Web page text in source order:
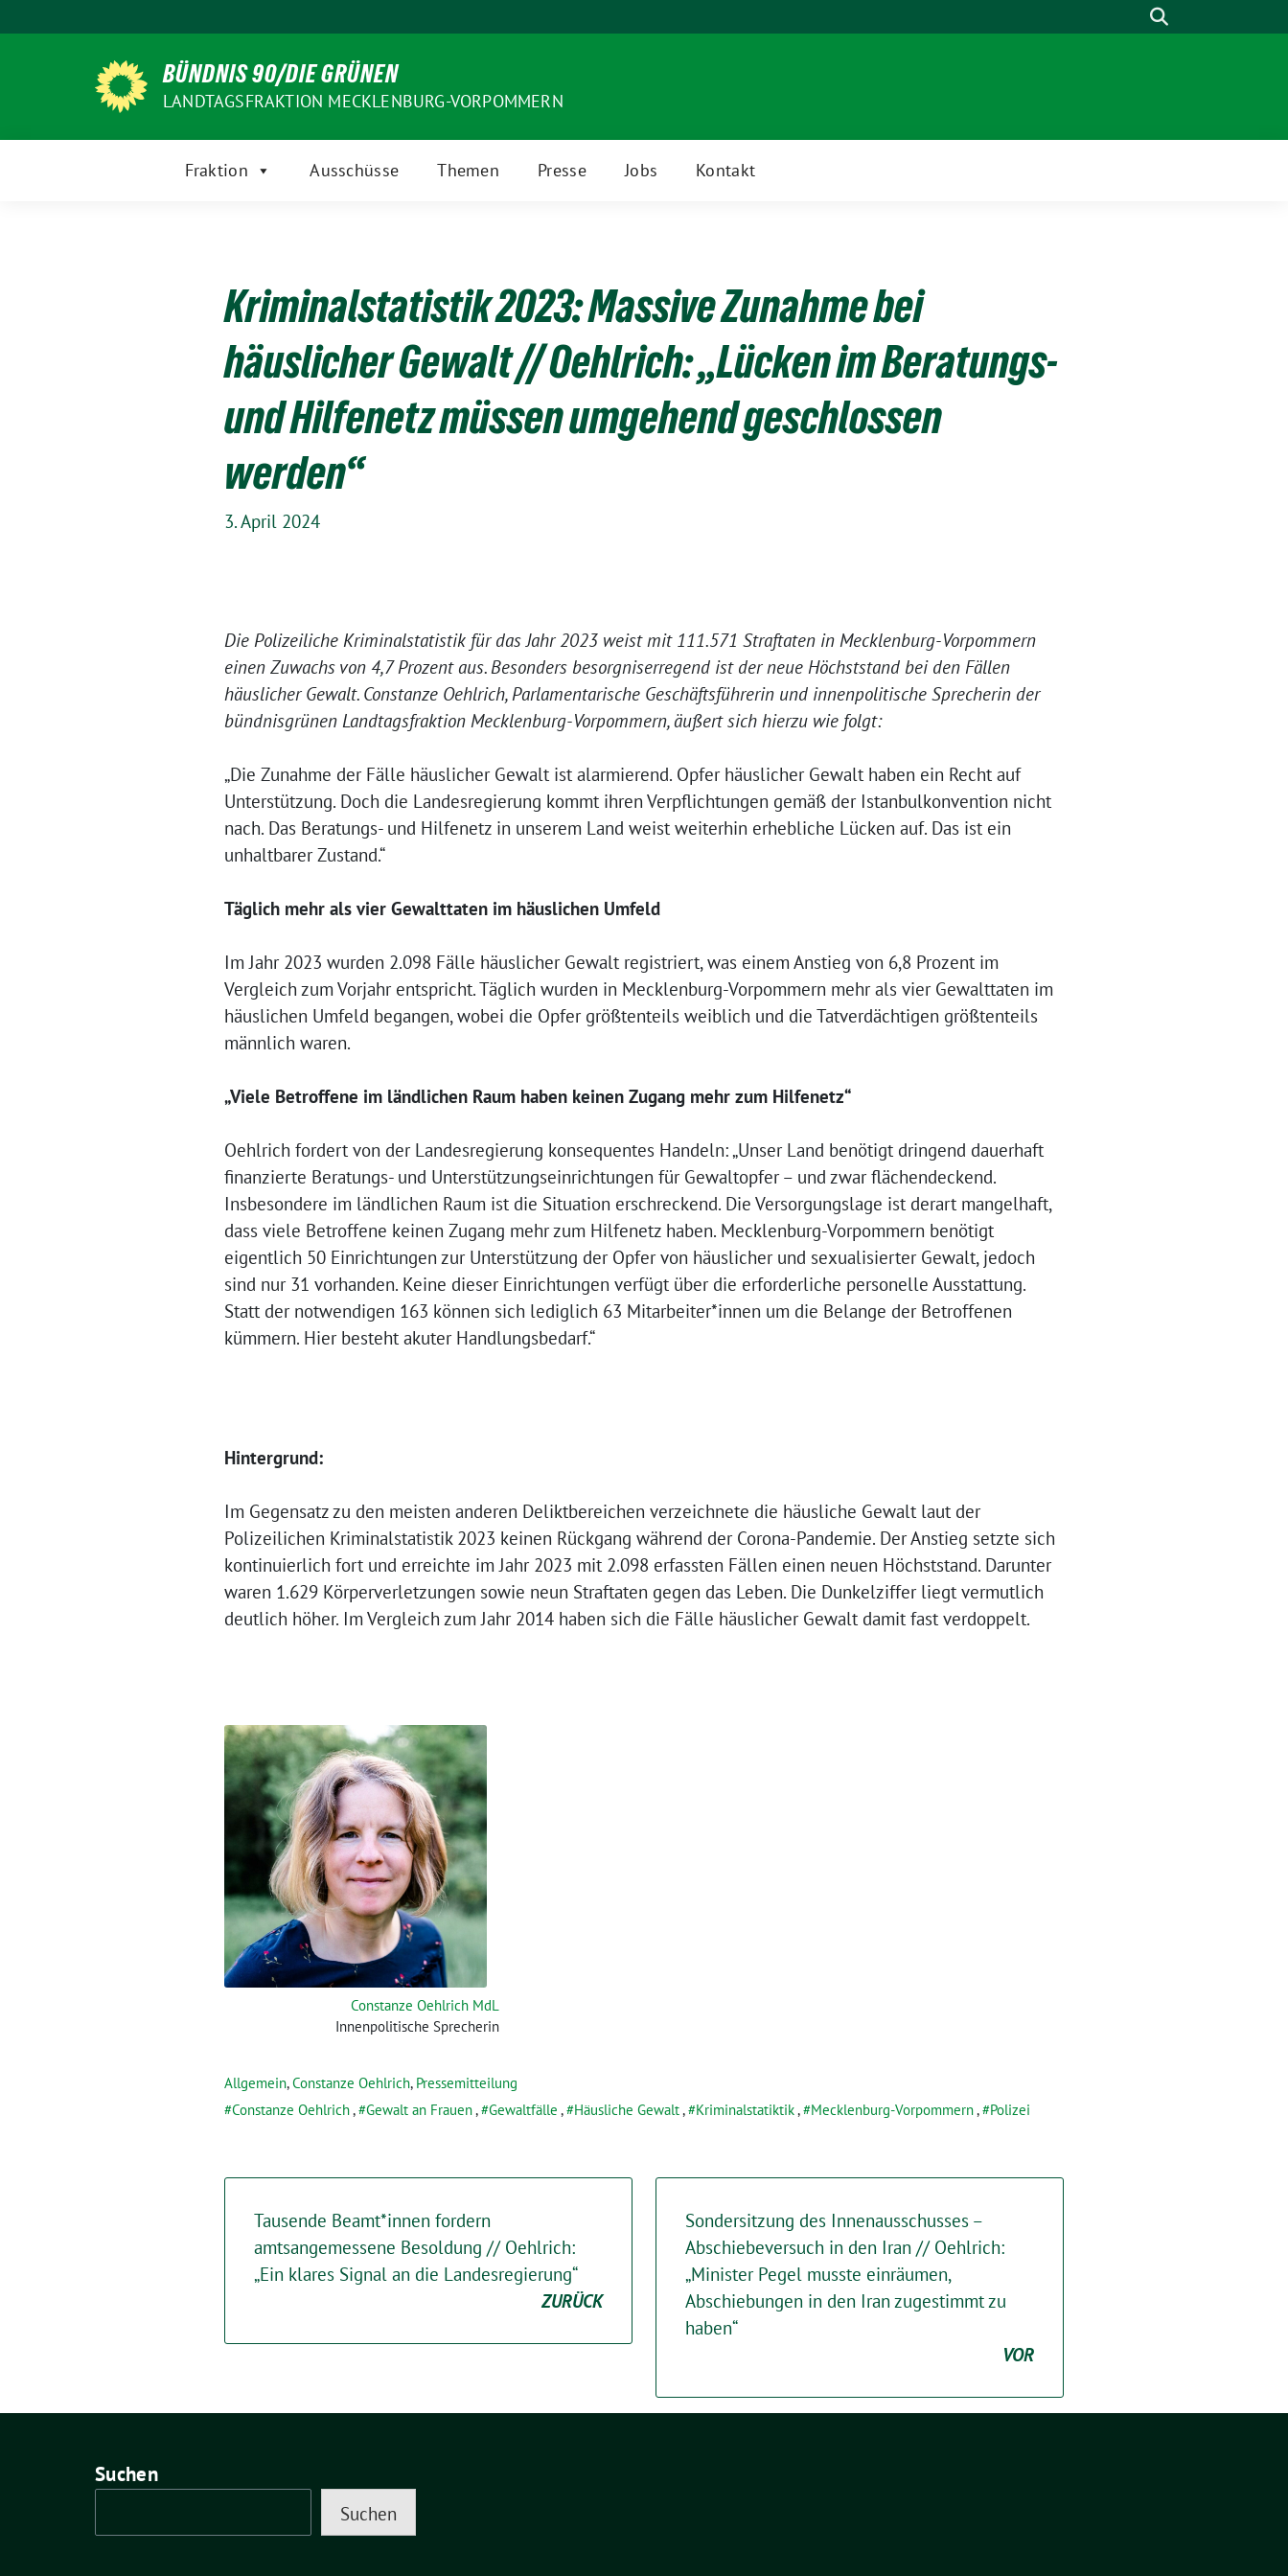
zum
Suche
BÜNDNIS 90/DIE GRÜNEN
LANDTAGSFRAKTION MECKLENBURG-VORPOMMERN
Fraktion Ausschüsse Themen Presse Jobs Kontakt
Kriminalstatistik 2023: Massive Zunahme bei
häuslicher Gewalt // Oehlrich: „Lücken im Beratungs-
und Hilfenetz müssen umgehend geschlossen
werden“
3. April 2024
Die Polizeiliche Kriminalstatistik für das Jahr 2023 weist mit 111.571 Straftaten in Mecklenburg-Vorpommern
einen Zuwachs von 4,7 Prozent aus. Besonders besorgniserregend ist der neue Höchststand bei den Fällen
häuslicher Gewalt. Constanze Oehlrich, Parlamentarische Geschäftsführerin und innenpolitische Sprecherin der
bündnisgrünen Landtagsfraktion Mecklenburg-Vorpommern, äußert sich hierzu wie folgt:
„Die Zunahme der Fälle häuslicher Gewalt ist alarmierend. Opfer häuslicher Gewalt haben ein Recht auf
Unterstützung. Doch die Landesregierung kommt ihren Verpflichtungen gemäß der Istanbulkonvention nicht
nach. Das Beratungs- und Hilfenetz in unserem Land weist weiterhin erhebliche Lücken auf. Das ist ein
unhaltbarer Zustand.“
Täglich mehr als vier Gewalttaten im häuslichen Umfeld
Im Jahr 2023 wurden 2.098 Fälle häuslicher Gewalt registriert, was einem Anstieg von 6,8 Prozent im
Vergleich zum Vorjahr entspricht. Täglich wurden in Mecklenburg-Vorpommern mehr als vier Gewalttaten im
häuslichen Umfeld begangen, wobei die Opfer größtenteils weiblich und die Tatverdächtigen größtenteils
männlich waren.
„Viele Betroffene im ländlichen Raum haben keinen Zugang mehr zum Hilfenetz“
Oehlrich fordert von der Landesregierung konsequentes Handeln: „Unser Land benötigt dringend dauerhaft
finanzierte Beratungs- und Unterstützungseinrichtungen für Gewaltopfer – und zwar flächendeckend.
Insbesondere im ländlichen Raum ist die Situation erschreckend. Die Versorgungslage ist derart mangelhaft,
dass viele Betroffene keinen Zugang mehr zum Hilfenetz haben. Mecklenburg-Vorpommern benötigt
eigentlich 50 Einrichtungen zur Unterstützung der Opfer von häuslicher und sexualisierter Gewalt, jedoch
sind nur 31 vorhanden. Keine dieser Einrichtungen verfügt über die erforderliche personelle Ausstattung.
Statt der notwendigen 163 können sich lediglich 63 Mitarbeiter*innen um die Belange der Betroffenen
kümmern. Hier besteht akuter Handlungsbedarf.“
Hintergrund:
Im Gegensatz zu den meisten anderen Deliktbereichen verzeichnete die häusliche Gewalt laut der
Polizeilichen Kriminalstatistik 2023 keinen Rückgang während der Corona-Pandemie. Der Anstieg setzte sich
kontinuierlich fort und erreichte im Jahr 2023 mit 2.098 erfassten Fällen einen neuen Höchststand. Darunter
waren 1.629 Körperverletzungen sowie neun Straftaten gegen das Leben. Die Dunkelziffer liegt vermutlich
deutlich höher. Im Vergleich zum Jahr 2014 haben sich die Fälle häuslicher Gewalt damit fast verdoppelt.
Constanze Oehlrich MdL
Innenpolitische Sprecherin
Allgemein,Constanze Oehlrich, Pressemitteilung
Constanze Oehlrich, Gewalt an Frauen, Gewaltfälle , Häusliche Gewalt, Kriminalstatiktik, Mecklenburg-Vorpommern, Polizei
Tausende Beamt*innen fordern
amtsangemessene Besoldung // Oehlrich:
„Ein klares Signal an die Landesregierung“
ZURÜCK
Sondersitzung des Innenausschusses –
Abschiebeversuch in den Iran // Oehlrich:
„Minister Pegel musste einräumen,
Abschiebungen in den Iran zugestimmt zu
haben“
VOR
Suchen
Suchen